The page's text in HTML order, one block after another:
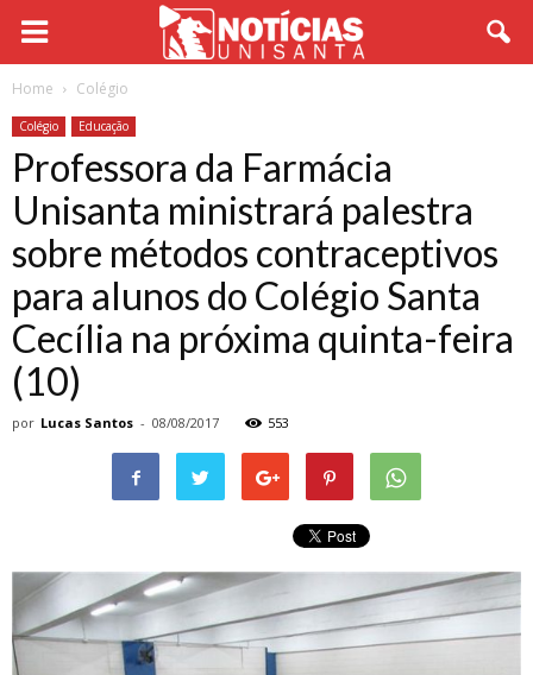
Home Colégio
Colégio Educação
Professora da Farmácia
Unisanta ministrará palestra
sobre métodos contraceptivos
para alunos do Colégio Santa
Cecília na próxima quinta-feira
(10)
por Lucas Santos - 08/08/2017 553